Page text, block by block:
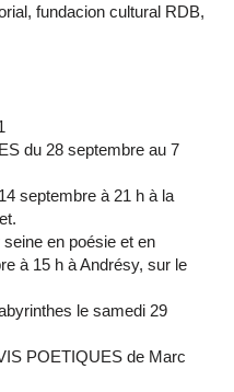
fundacion cultural RDB,
du 28 septembre au 7
septembre à 21 h à la
en poésie et en
à 15 h à Andrésy, sur le
le samedi 29
POETIQUES de Marc